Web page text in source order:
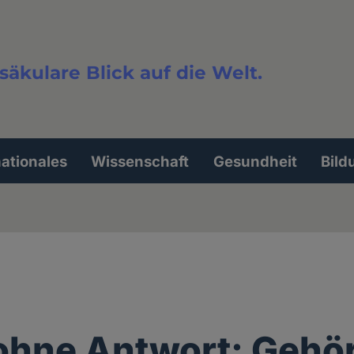
Blick auf die Welt.
Wissenschaft Gesundheit